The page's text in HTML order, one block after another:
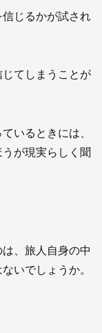
じるかが試され
てしまうことが
いるときには、
が現実らしく聞
、旅人自身の中
いでしょうか。